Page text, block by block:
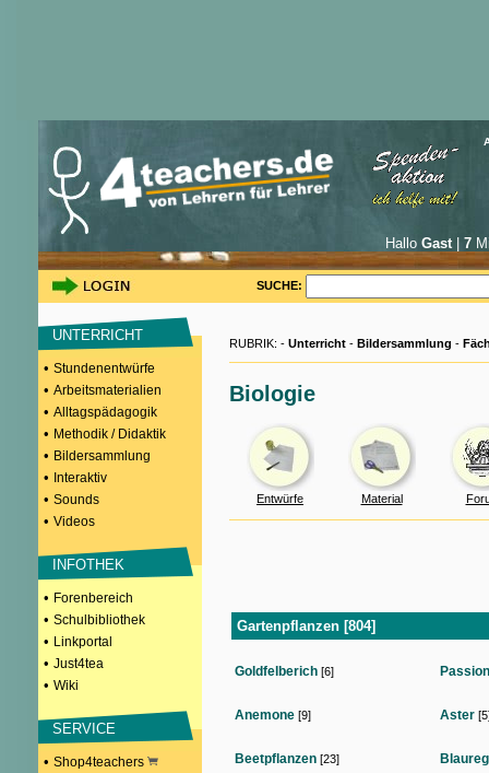
Hallo Gast| 7
SUCHE:
UNTERRICHT
• Stundenentwürfe
• Arbeitsmaterialien
• Alltagspädagogik
• Methodik / Didaktik
• Bildersammlung
• Interaktiv
• Sounds
• Videos
INFOTHEK
• Forenbereich
• Schulbibliothek
• Linkportal
• Just4tea
• Wiki
SERVICE
• Shop4teachers
RUBRIK: - Unterricht - Bildersammlung -
Biologie
Entwürfe Material
Gartenpflanzen [804]
Goldfelberich [6]
Anemone [9] Aster
Beetpflanzen [23]